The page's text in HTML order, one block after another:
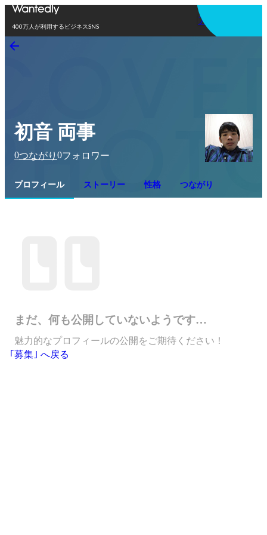
400万人が利用するビジネスSNS
アプリを使う
初音 両事
0つながり 0フォロワー
プロフィール ストーリー 性格 つながり
まだ、何も公開していないようです…
魅力的なプロフィールの公開をご期待ください！
｢募集｣ へ戻る